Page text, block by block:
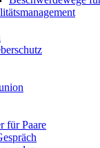
für Paare